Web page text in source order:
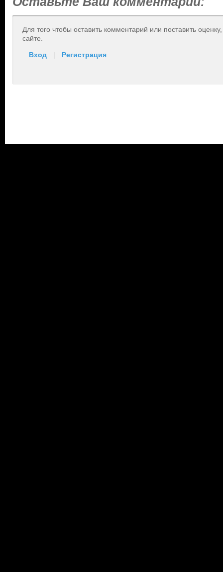
Для того чтобы оставить комментарий или поставить
сайте.
Вход | Регистрация